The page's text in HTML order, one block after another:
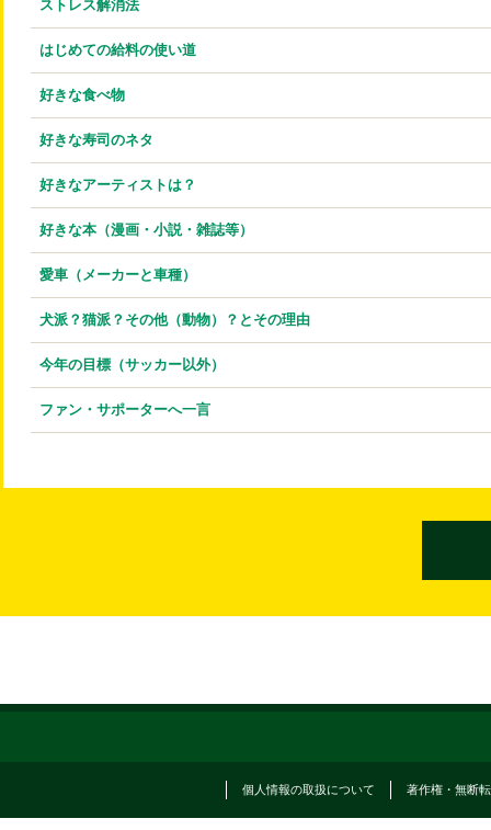
ストレス解消法
はじめての給料の使い道
好きな食べ物
好きな寿司のネタ
好きなアーティストは？
好きな本（漫画・小説・雑誌等）
愛車（メーカーと車種）
犬派？猫派？その他（動物）？とその理由
今年の目標（サッカー以外）
ファン・サポーターへ一言
個人情報の取扱について 著作権・無断